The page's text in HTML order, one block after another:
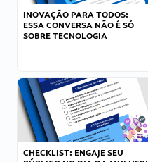
INOVAÇÃO PARA TODOS:
ESSA CONVERSA NÃO É SÓ
SOBRE TECNOLOGIA
CHECKLIST: ENGAJE SEU